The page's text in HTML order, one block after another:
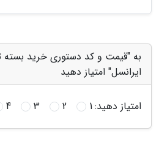
ایرانسل" امتیاز دهید
امتیاز دهید:1
2
3
4